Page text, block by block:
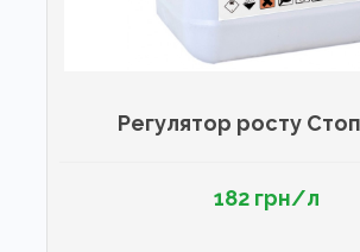
Регулятор росту
182 грн/л